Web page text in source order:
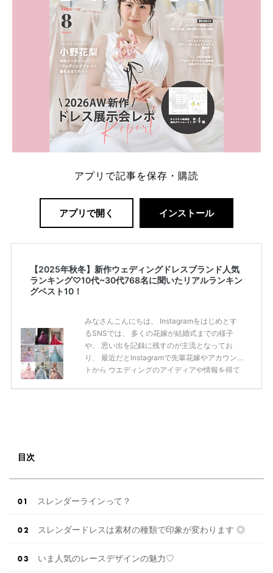
アプリで記事を保存・購読
アプリで開く インストール
【2025年秋冬】新作ウェディングドレスブランド人気
ランキング♡10代~30代768名に聞いたリアルランキン
グベスト10！
みなさんこんにちは。 Instagramをはじめとす
るSNSでは、 多くの花嫁が結婚式までの様子
や、 思い出を記録に残すのが主流となってお
り、 最近だとInstagramで先輩花嫁やアカウン
トから ウエディングのアイディアや情報を得て
目次
スレンダーラインって？
スレンダードレスは素材の種類で印象が変わります ◎
いま人気のレースデザインの魅力♡